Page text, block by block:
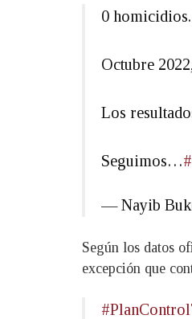
0 homicidios.
Octubre
Los
Seguimos…
— Nayib
Según los datos
excepción que